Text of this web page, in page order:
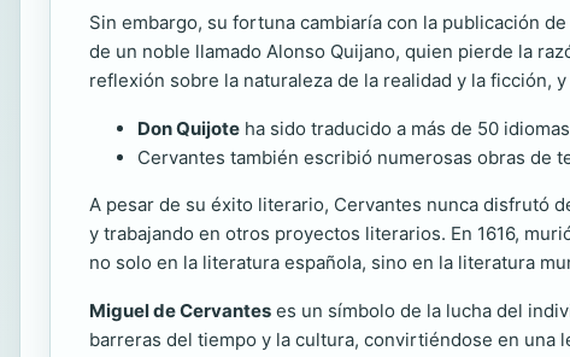
Sin embargo, su fortuna cambiaría con la publicación de
de un noble llamado Alonso Quijano, quien pierde la
reflexión sobre la naturaleza de la realidad y la ficción,
Don Quijote ha sido traducido a más de 50
Cervantes también escribió numerosas obras de
A pesar de su éxito literario, Cervantes nunca disfrutó
y trabajando en otros proyectos literarios. En 1616,
no solo en la literatura española, sino en la literatura
Miguel de Cervantes es un símbolo de la lucha del
barreras del tiempo y la cultura, convirtiéndose en una